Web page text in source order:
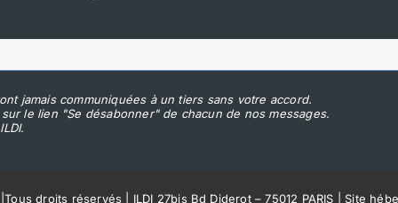
jamais communiquées à un tiers sans votre accord.
le lien "Se désabonner" de chacun de nos messages.
Tous droits réservés | ILDI 27bis Bd Diderot – 75012 PARIS | Site